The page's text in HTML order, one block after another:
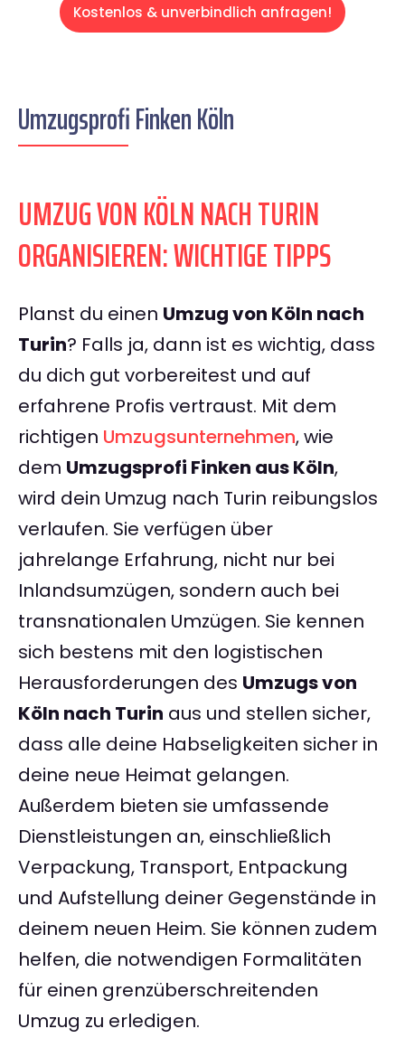
Kostenlos & unverbindlich anfragen!
Umzugsprofi Finken Köln
UMZUG VON KÖLN NACH TURIN
ORGANISIEREN: WICHTIGE TIPPS
Planst du einen Umzug von Köln nach
Turin? Falls ja, dann ist es wichtig, dass
du dich gut vorbereitest und auf
erfahrene Profis vertraust. Mit dem
richtigen Umzugsunternehmen, wie
dem Umzugsprofi Finken aus Köln,
wird dein Umzug nach Turin reibungslos
verlaufen. Sie verfügen über
jahrelange Erfahrung, nicht nur bei
Inlandsumzügen, sondern auch bei
transnationalen Umzügen. Sie kennen
sich bestens mit den logistischen
Herausforderungen des Umzugs von
Köln nach Turin aus und stellen sicher,
dass alle deine Habseligkeiten sicher in
deine neue Heimat gelangen.
Außerdem bieten sie umfassende
Dienstleistungen an, einschließlich
Verpackung, Transport, Entpackung
und Aufstellung deiner Gegenstände in
deinem neuen Heim. Sie können zudem
helfen, die notwendigen Formalitäten
für einen grenzüberschreitenden
Umzug zu erledigen.